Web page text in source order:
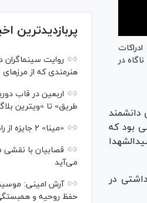
در
سعید برجی دانشمند
بود که
در
پربازدیدترین
روایت سینماگران
هنرمندی که از
اربعین در قاب
طریق» تا «ویترین
«مینا» ۲ جایزه از راه ابریشم گرفت
قصابیان با نقشی
می‌آید
آرش امینی:
حفظ روحیه و